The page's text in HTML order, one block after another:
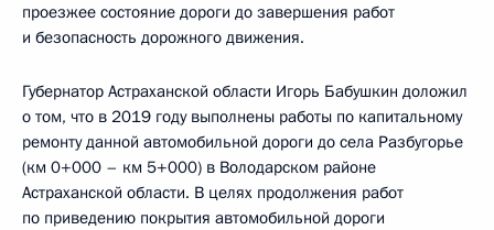
проезжее состояние дороги до завершения работ
и безопасность дорожного движения.
Губернатор Астраханской области Игорь Бабушкин доложил
о том, что в 2019 году выполнены работы по капитальному
ремонту данной автомобильной дороги до села Разбугорье
(км 0+000 – км 5+000) в Володарском районе
Астраханской области. В целях продолжения работ
по приведению покрытия автомобильной дороги